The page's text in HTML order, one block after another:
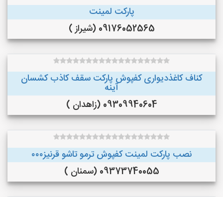
پارکت لمینت
09176052565 (شیراز )
کناف کاغذدیواری کفپوش پارکت سقف کاذب کشسان
آینه
09309940604 (زاهدان )
نصب پارکت لمینت کفپوش ترمو تاشو قرنیز۰۰۰
09373740055 (سمنان )